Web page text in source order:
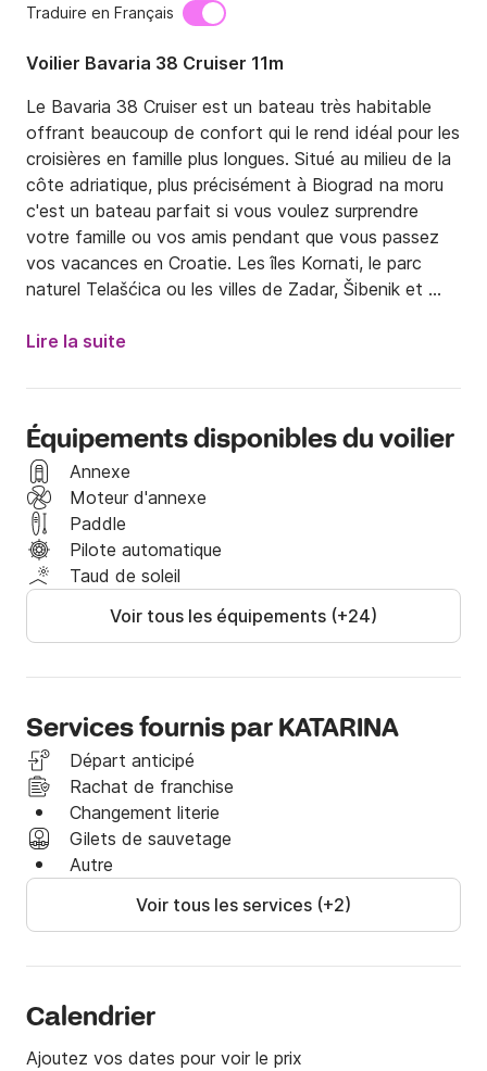
Traduire en Français
Voilier Bavaria 38 Cruiser 11m
Le Bavaria 38 Cruiser est un bateau très habitable
offrant beaucoup de confort qui le rend idéal pour les
croisières en famille plus longues. Situé au milieu de la
côte adriatique, plus précisément à Biograd na moru
c'est un bateau parfait si vous voulez surprendre
votre famille ou vos amis pendant que vous passez
vos vacances en Croatie. Les îles Kornati, le parc
naturel Telašćica ou les villes de Zadar, Šibenik et
vaste salon avec la cuisine. En dehors du bateau,
vous trouverez une table de cockpit où vous pourrez
déguster un verre de bon vin croate et une délicieuse
cuisine maison. En outre, il y a une chaise de bosun
pour tout le monde qui veut profiter de la vue du
point de vue des oiseaux.
Lire la suite
Équipements disponibles du voilier
Annexe
Moteur d'annexe
Paddle
Pilote automatique
Taud de soleil
Voir tous les équipements (+24)
Services fournis par KATARINA
Départ anticipé
Rachat de franchise
Changement literie
Gilets de sauvetage
Autre
Voir tous les services (+2)
Calendrier
Ajoutez vos dates pour voir le prix